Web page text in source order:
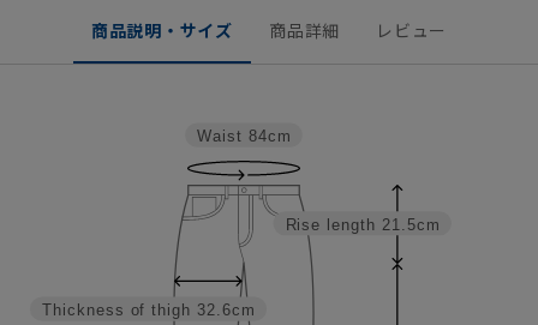
商品説明・サイズ 商品詳細 レビュー
Rise length 21.5cm
Thickness of thigh 32.6cm
Waist 84cm